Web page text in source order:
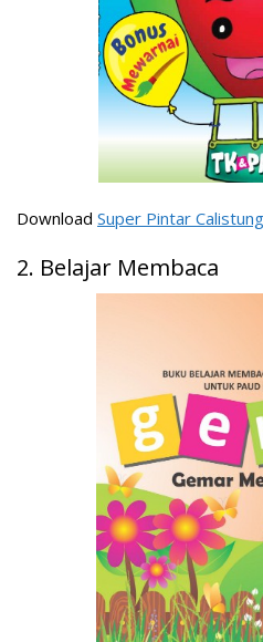
Download Super Pintar Calistung
2. Belajar Membaca